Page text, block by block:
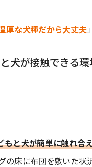
厚な犬種だから大丈夫
犬が接触できる環
もと犬が簡単に触れ合
の床に布団を敷いた